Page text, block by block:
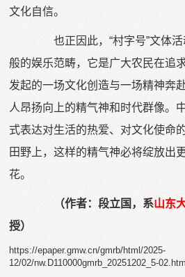
文化自信。
也正因此，“村字号”文体活
般的娱乐范畴，它是广大农民在追
发起的一场文化创造与一场精神奔
人昂扬向上的精气神和时代群像。
式表达对生活的热爱、对文化使命
田野上，这样的精气神必将绽放出
花。
（作者：段立国，系山东
授）
https://epaper.gmw.cn/gmrb/html/2025-
12/02/nw.D110000gmrb_20251202_5-02.htm